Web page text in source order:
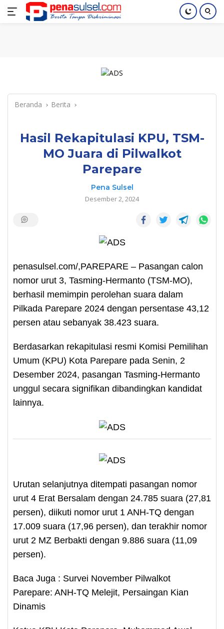
Langsung
Home Nasional Pendidikan Index
Beranda Berita
Hasil Rekapitulasi KPU, TSM-
MO Juara di Pilwalkot
Parepare
Pena Sulsel
Desember 2, 2024
penasulsel.com/,PAREPARE – Pasangan calon
nomor urut 3, Tasming-Hermanto (TSM-MO),
berhasil memimpin perolehan suara dalam
Pilkada Parepare 2024 dengan persentase 43,12
persen atau sebanyak 38.423 suara.
Berdasarkan rekapitulasi resmi Komisi Pemilihan
Umum (KPU) Kota Parepare pada Senin, 2
Desember 2024, pasangan Tasming-Hermanto
unggul secara signifikan dibandingkan kandidat
lainnya.
Urutan selanjutnya ditempati pasangan nomor
urut 4 Erat Bersalam dengan 24.785 suara (27,81
persen), diikuti nomor urut 1 ANH-TQ dengan
17.009 suara (17,96 persen), dan terakhir nomor
urut 2 MZ Berbakti dengan 9.886 suara (11,09
persen).
Baca Juga : Survei November Pilwalkot
Parepare: ANH-TQ Melejit, Persaingan Kian
Dinamis